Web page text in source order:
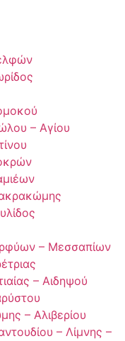
– Αγίου
– Μεσσαπίων
– Αιδηψού
– Αλιβερίου
– Λίμνης –